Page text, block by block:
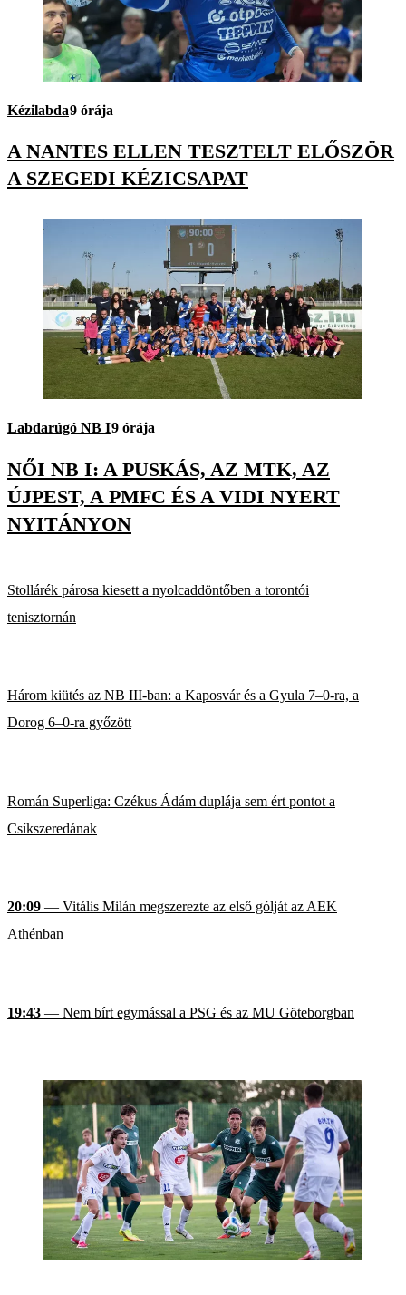
Kézilabda9 órája
A NANTES ELLEN TESZTELT ELŐSZÖR
A SZEGEDI KÉZICSAPAT
Labdarúgó NB I9 órája
NŐI NB I: A PUSKÁS, AZ MTK, AZ
ÚJPEST, A PMFC ÉS A VIDI NYERT
NYITÁNYON
Stollárék párosa kiesett a nyolcaddöntőben a torontói
tenisztornán
Három kiütés az NB III-ban: a Kaposvár és a Gyula 7–0-ra, a
Dorog 6–0-ra győzött
Román Superliga: Czékus Ádám duplája sem ért pontot a
Csíkszeredának
20:09 — Vitális Milán megszerezte az első gólját az AEK
Athénban
19:43 — Nem bírt egymással a PSG és az MU Göteborgban